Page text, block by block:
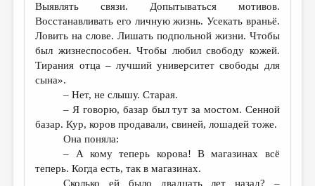
Выявлять связи. Допытываться мотивов.
Восстанавливать его личную жизнь. Усекать враньё.
Ловить на слове. Лишать подпольной жизни. Чтобы
был жизнеспособен. Чтобы любил свободу кожей.
Тирания отца – лучший университет свободы для
сына».
– Нет, не слышу. Старая.
– Я говорю, базар был тут за мостом. Сенной
базар. Кур, коров продавали, свиней, лошадей тоже.
Она поняла:
– А кому теперь корова! В магазинах всё
теперь. Когда есть, так в магазинах.
Сколько ей было двадцать лет назад? –